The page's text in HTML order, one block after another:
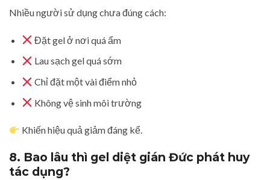
Nhiều người sử dụng chưa đúng cách:
Đặt gel ở nơi quá ẩm
Lau sạch gel quá sớm
Chỉ đặt một vài điểm nhỏ
Không vệ sinh môi trường
Khiến hiệu quả giảm đáng kể.
8. Bao lâu thì gel diệt gián Đức phát huy
tác dụng?